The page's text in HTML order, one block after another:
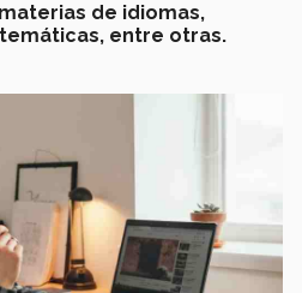
de idiomas,
entre otras.